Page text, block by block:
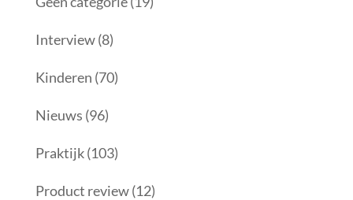
Interview(8)
Kinderen (70)
Nieuws (96)
Praktijk(103)
Product review(12)